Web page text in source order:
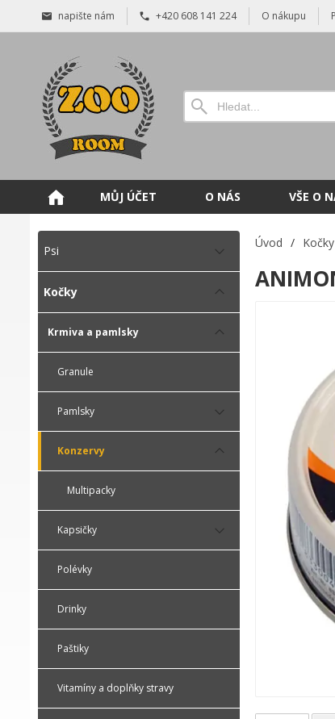
napište nám +420 608 141 224 O nákupu
MŮJ ÚČET O NÁS VŠE O
Psi
Kočky
Krmiva a pamlsky
Granule
Pamlsky
Konzervy
Multipacky
Kapsičky
Polévky
Drinky
Paštiky
Vitamíny a doplňky stravy
Úvod / Kočky